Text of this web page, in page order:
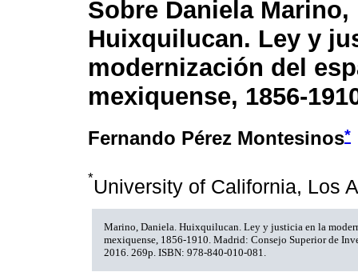
Sobre Daniela Marino,
Huixquilucan. Ley y
modernización del
mexiquense, 1856-
Fernando Pérez Montesinos*
*University of California, Los
Marino, Daniela. Huixquilucan. Ley y justicia en la
mexiquense, 1856-1910. Madrid: Consejo Superior de
2016. 269p. ISBN: 978-840-010-081.